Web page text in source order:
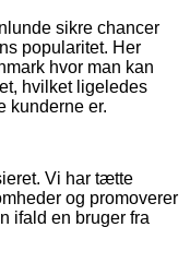
sikre chancer
popularitet. Her
hvor man kan
hvilket ligeledes
kunderne er.
Vi har tætte
og promoverer
ifald en bruger fra